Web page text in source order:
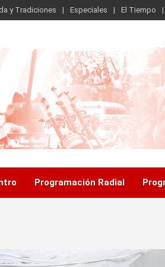
y Tradiciones Especiales El Tiempo
Programación Radial